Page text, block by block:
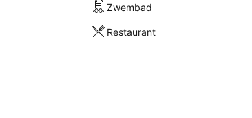
Zwembad
Restaurant